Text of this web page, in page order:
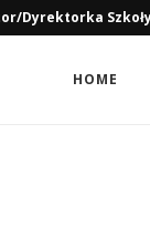
HOME